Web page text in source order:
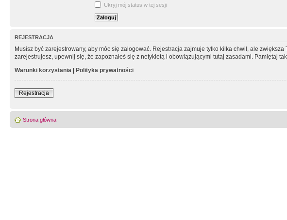
Ukryj mój status w tej sesji
REJESTRACJA
Musisz być zarejestrowany, aby móc się zalogować. Rejestracja zajmuje tylko kilka chwil, ale
zarejestrujesz, upewnij się, że zapoznałeś się z netykietą i obowiązującymi tutaj zasadami. Pamiętaj
Warunki korzystania | Polityka prywatności
Rejestracja
Strona główna